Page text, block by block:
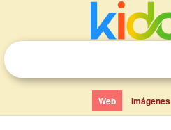
Web Imágenes